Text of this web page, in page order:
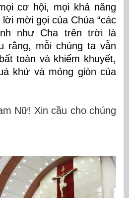
cơ hội, mọi khả năng
mời gọi của Chúa “các
như Cha trên trời là
rằng, mỗi chúng ta vẫn
toàn và khiếm khuyết,
khứ và mỏng giòn của
Nữ! Xin cầu cho chúng